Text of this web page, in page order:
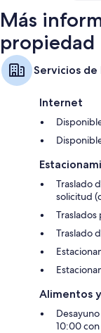
Más
propiedad
Servicios
Internet
Traslado
solicitud
Traslados
Traslado
Alimentos
10:00